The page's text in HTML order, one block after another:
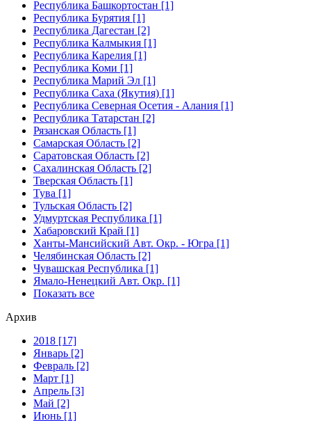
Республика Башкортостан [1]
Республика Бурятия [1]
Республика Дагестан [2]
Республика Калмыкия [1]
Республика Карелия [1]
Республика Коми [1]
Республика Марий Эл [1]
Республика Саха (Якутия) [1]
Республика Северная Осетия - Алания [1]
Республика Татарстан [2]
Рязанская Область [1]
Самарская Область [2]
Саратовская Область [2]
Сахалинская Область [2]
Тверская Область [1]
Тува [1]
Тульская Область [2]
Удмуртская Республика [1]
Хабаровский Край [1]
Ханты-Мансийский Авт. Окр. - Югра [1]
Челябинская Область [2]
Чувашская Республика [1]
Ямало-Ненецкий Авт. Окр. [1]
Показать все
Архив
2018 [17]
Январь [2]
Февраль [2]
Март [1]
Апрель [3]
Май [2]
Июнь [1]